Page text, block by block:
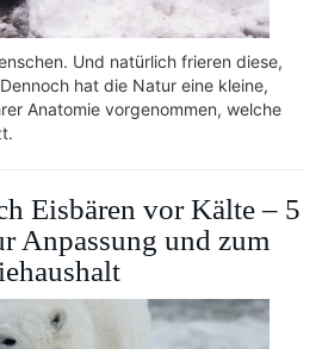
Und natürlich frieren diese,
hat die Natur eine kleine,
Anatomie vorgenommen, welche
Eisbären vor Kälte – 5
Anpassung und zum